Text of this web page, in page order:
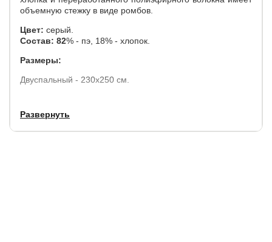
объемную стежку в виде ромбов.
Цвет: серый.
Состав: 82% - пэ, 18% - хлопок.
Размеры:
Двуспальный - 230х250 см.
Гарантия:12 месяцев.
Развернуть